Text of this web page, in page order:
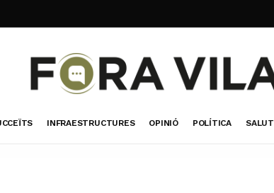
INFRAESTRUCTURES OPINIÓ POLÍTICA SALUT